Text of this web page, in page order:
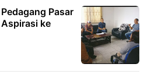
Pasar
ke